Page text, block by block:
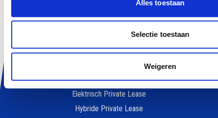
Alles toestaan
Selectie toestaan
Weigeren
Zakelijk Lease
ALLES OVER LEASEN
Private Lease Occasion
Elektrisch Private Lease
Hybride Private Lease